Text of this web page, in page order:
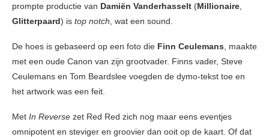
prompte productie van Damiën Vanderhasselt (Millionaire
Glitterpaard) is top notch , wat een sound.
De hoes is gebaseerd op een foto die Finn Ceulemans , maakte
met een oude Canon van zijn grootvader. Finns vader, Steve
Ceulemans en Tom Beardslee voegden de dymo-tekst toe en
het artwork was een feit.
Met In Reverse zet Red Red zich nog maar eens eventjes
omnipotent en steviger en groovier dan ooit op de kaart. Of dat